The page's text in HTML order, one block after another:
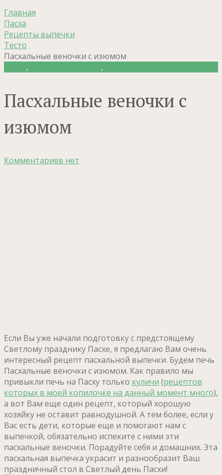
Главная
Пасха
Рецепты выпечки
Тесто
Пасхальные веночки с изюмом
, ,
Пасхальные веночки с
изюмом
Комментариев нет
Если Вы уже начали подготовку с предстоящему
Светлому празднику Пасхе, я предлагаю Вам очень
интересный рецепт пасхальной выпечки. Будем печь
Пасхальные веночки с изюмом. Как правило мы
привыкли печь на Пасху только куличи (рецептов
которых в моей копилочке на данный момент много),
а вот Вам еще один рецепт, который хорошую
хозяйку не оставит равнодушной. А тем более, если у
Вас есть дети, которые еще и помогают нам с
выпечкой, обязательно испеките с ними эти
пасхальные веночки. Порадуйте себя и домашних. Эта
пасхальная выпечка украсит и разнообразит Ваш
праздничный стол в Светлый день Пасхи!